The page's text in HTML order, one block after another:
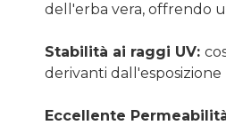
dell'erba vera, offrendo
Stabilità ai raggi UV:
derivanti
Eccellente